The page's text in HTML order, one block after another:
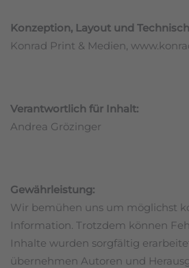
Konzeption, Layout und
Konrad Print & Medien,
Verantwortlich für Inhalt:
Andrea Grözinger
Gewährleistung:
Wir bemühen uns um möglichst
Information. Trotzdem können
Inhalte wurden sorgfältig
übernehmen Autoren und